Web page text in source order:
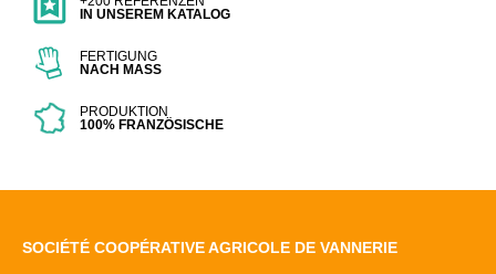
IN UNSEREM KATALOG
FERTIGUNG
NACH MASS
PRODUKTION
100% FRANZÖSISCHE
SOCIÉTÉ COOPÉRATIVE AGRICOLE DE VANNERIE